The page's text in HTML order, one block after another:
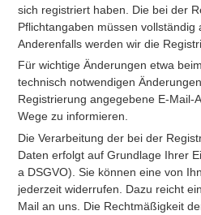
sich registriert haben. Die bei der
Pflichtangaben müssen vollständig
Anderenfalls werden wir die
Für wichtige Änderungen etwa
technisch notwendigen
Registrierung angegebene E-Mail-
Wege zu informieren.
Die Verarbeitung der bei der
Daten erfolgt auf Grundlage Ihrer
a DSGVO). Sie können eine von
jederzeit widerrufen. Dazu reicht
Mail an uns. Die Rechtmäßigkeit